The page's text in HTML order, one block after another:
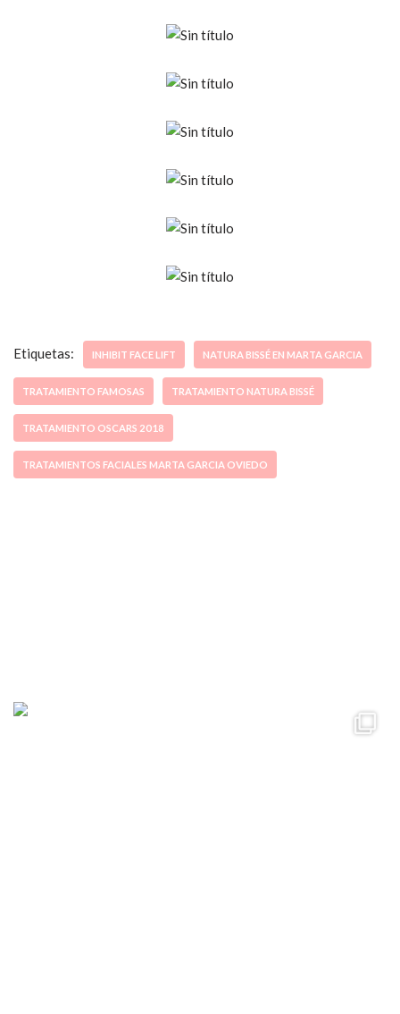
Etiquetas: INHIBIT FACE LIFT NATURA BISSÉ EN MARTA GARCIA
TRATAMIENTO FAMOSAS TRATAMIENTO NATURA BISSÉ
TRATAMIENTO OSCARS 2018
TRATAMIENTOS FACIALES MARTA GARCIA OVIEDO